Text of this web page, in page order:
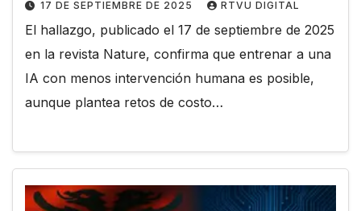
17 DE SEPTIEMBRE DE 2025 RTVU DIGITAL
El hallazgo, publicado el 17 de septiembre de 2025
en la revista Nature, confirma que entrenar a una
IA con menos intervención humana es posible,
aunque plantea retos de costo…